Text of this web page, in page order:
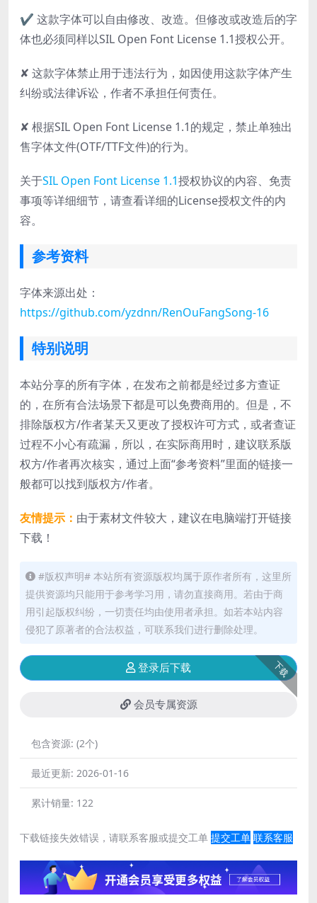
✔ 这款字体可以自由修改、改造。但修改或改造后的字
体也必须同样以SIL Open Font License 1.1授权公开。
✘ 这款字体禁止用于违法行为，如因使用这款字体产生
纠纷或法律诉讼，作者不承担任何责任。
✘ 根据SIL Open Font License 1.1的规定，禁止单独出
售字体文件(OTF/TTF文件)的行为。
关于SIL Open Font License 1.1授权协议的内容、免责
事项等详细细节，请查看详细的License授权文件的内
容。
参考资料
字体来源出处：
https://github.com/yzdnn/RenOuFangSong-16
特别说明
本站分享的所有字体，在发布之前都是经过多方查证
的，在所有合法场景下都是可以免费商用的。但是，不
排除版权方/作者某天又更改了授权许可方式，或者查证
过程不小心有疏漏，所以，在实际商用时，建议联系版
权方/作者再次核实，通过上面“参考资料”里面的链接一
般都可以找到版权方/作者。
友情提示： 由于素材文件较大，建议在电脑端打开链接
下载！
#版权声明# 本站所有资源版权均属于原作者所有，这里所
提供资源均只能用于参考学习用，请勿直接商用。若由于商
用引起版权纠纷，一切责任均由使用者承担。如若本站内容
侵犯了原著者的合法权益，可联系我们进行删除处理。
下载
登录后下载
会员专属资源
包含资源: (2个)
最近更新: 2026-01-16
累计销量: 122
下载链接失效错误，请联系客服或提交工单 提交工单 联系客服